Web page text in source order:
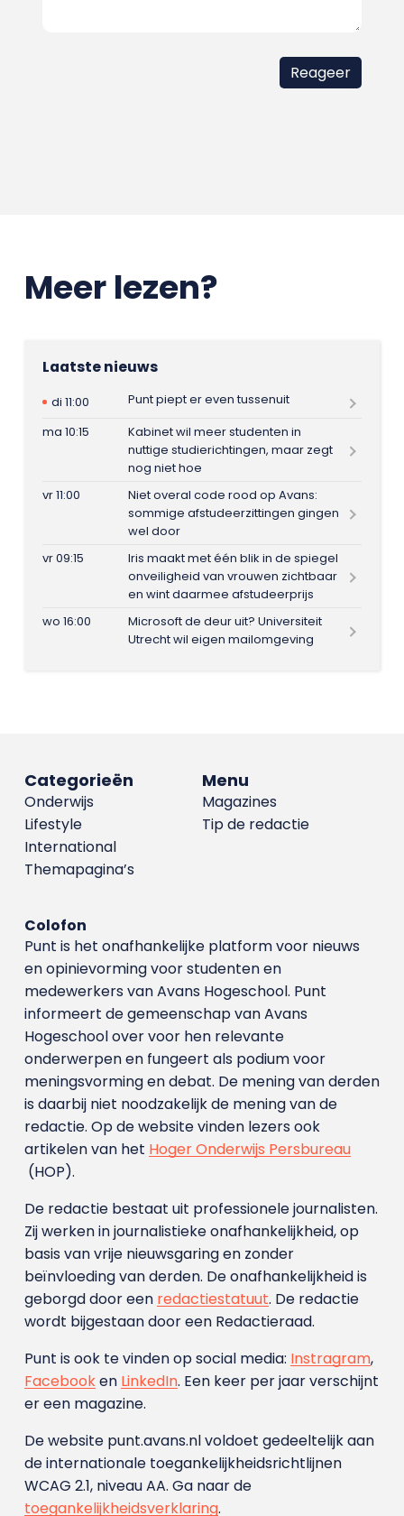
Meer lezen?
Laatste nieuws
di 11:00
Punt piept er even tussenuit
ma 10:15
Kabinet wil meer studenten in
nuttige studierichtingen, maar zegt
nog niet hoe
vr 11:00
Niet overal code rood op Avans:
sommige afstudeerzittingen gingen
wel door
vr 09:15
Iris maakt met één blik in de spiegel
onveiligheid van vrouwen zichtbaar
en wint daarmee afstudeerprijs
wo 16:00
Microsoft de deur uit? Universiteit
Utrecht wil eigen mailomgeving
Menu
Magazines
Tip de redactie
Categorieën
Onderwijs
Lifestyle
International
Themapagina’s
Colofon
Punt is het onafhankelijke platform voor nieuws
en opinievorming voor studenten en
medewerkers van Avans Hoge­school. Punt
informeert de gemeenschap van Avans
Hogeschool over voor hen relevante
onderwerpen en fungeert als podium voor
meningsvorming en debat. De mening van derden
is daarbij niet noodzakelijk de mening van de
redactie. Op de website vinden lezers ook
artikelen van het Hoger Onderwijs Persbureau
(HOP).
De redactie bestaat uit professionele journalisten.
Zij werken in journalistieke onafhankelijkheid, op
basis van vrije nieuwsgaring en zonder
beïnvloeding van derden. De onafhankelijkheid is
geborgd door een redactiestatuut. De redactie
wordt bijgestaan door een Redactieraad.
Punt is ook te vinden op social media: Instragram,
Facebooken LinkedIn. Een keer per jaar verschijnt
er een magazine.
De website punt.avans.nl voldoet gedeeltelijk aan
de internationale toegankelijkheidsrichtlijnen
WCAG 2.1, niveau AA. Ga naar de
toegankelijkheidsverklaring.